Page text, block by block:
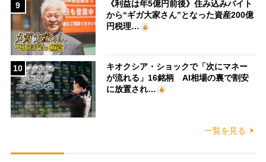
9
《利益は年5億円前後》住み込みバイト
から“ギガ大家さん”となった資産200億
円税理…
10
キオクシア・ショックで「次にマネー
が流れる」16銘柄 AI相場の裏で割安
に放置され…
一覧を見る